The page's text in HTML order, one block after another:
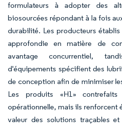
formulateurs à adopter des
biosourcées répondant à la fois
durabilité. Les producteurs
approfondie en matière de
avantage concurrentiel,
d'équipements spécifient des
de conception afin de minimiser
Les produits «H1»
opérationnelle, mais ils renforcent
valeur des solutions traçables